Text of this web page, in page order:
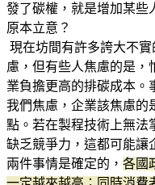
發了碳權，就是增加某些
原本立意？
現在坊間有許多誇大不
慮，但有些人焦慮的是，
業負擔更高的排碳成本。
我們焦慮，企業該焦慮的
點。若在製程技術上無法
缺乏競爭力，這都可能讓
兩件事情是確定的， 各國